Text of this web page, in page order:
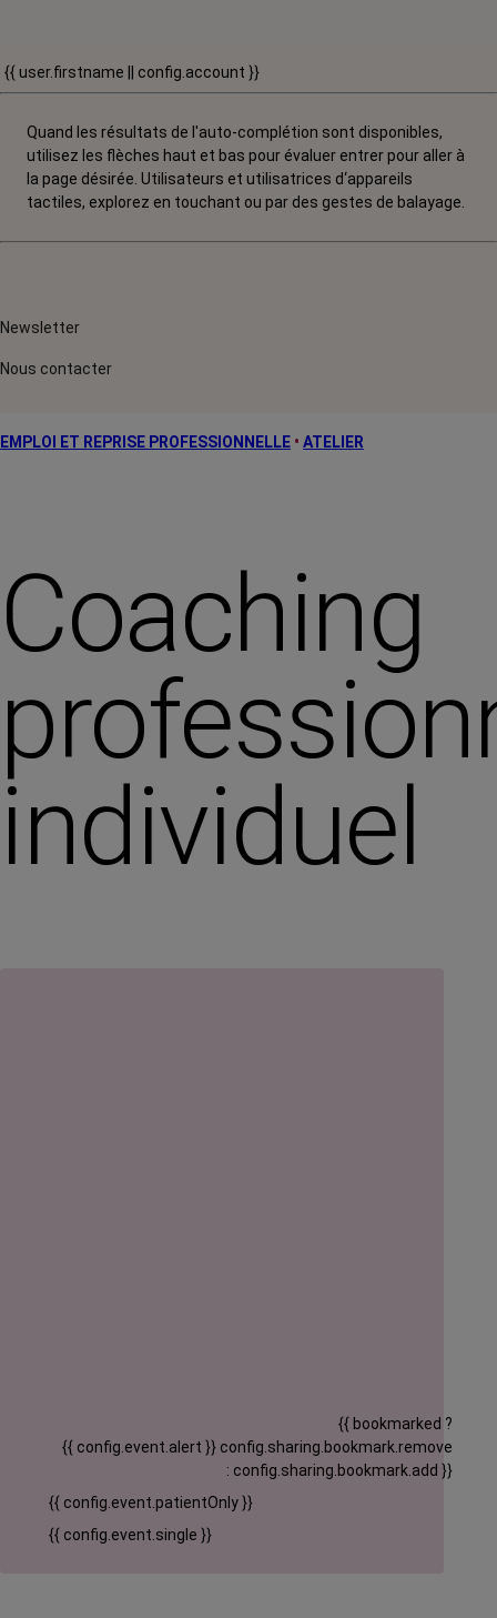
{{ user.firstname || config.account }}
Quand les résultats de l'auto-complétion sont disponibles,
utilisez les flèches haut et bas pour évaluer entrer pour aller à
la page désirée. Utilisateurs et utilisatrices d‘appareils
tactiles, explorez en touchant ou par des gestes de balayage.
Newsletter
Nous contacter
EMPLOI ET REPRISE PROFESSIONNELLE • ATELIER
Coaching
individuel
{{ config.event.alert }}
{{ bookmarked ?
config.sharing.bookmark.remove
: config.sharing.bookmark.add }}
{{ config.event.patientOnly }}
{{ config.event.single }}